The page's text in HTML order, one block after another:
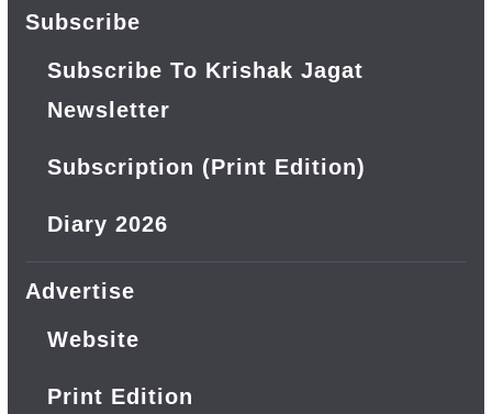
Subscribe
Subscribe To Krishak Jagat
Newsletter
Subscription (Print Edition)
Diary 2026
Advertise
Website
Print Edition